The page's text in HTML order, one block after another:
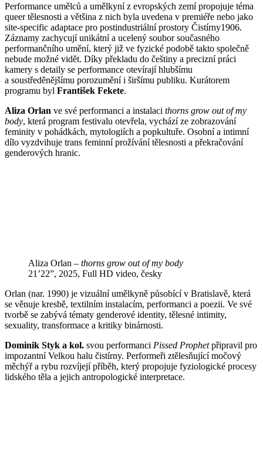
Performance umělců a umělkyní z evropských zemí propojuje téma
queer tělesnosti a většina z nich byla uvedena v premiéře nebo jako
site-specific adaptace pro postindustriální prostory Čistírny1906.
Záznamy zachycují unikátní a ucelený soubor současného
performančního umění, který již ve fyzické podobě takto společně
nebude možné vidět. Díky překladu do češtiny a precizní práci
kamery s detaily se performance otevírají hlubšímu
a soustředěnějšímu porozumění i širšímu publiku. Kurátorem
programu byl František Fekete.
Aliza Orlan ve své performanci a instalaci thorns grow out of my
body, která program festivalu otevřela, vychází ze zobrazování
feminity v pohádkách, mytologiích a popkultuře. Osobní a intimní
dílo vyzdvihuje trans feminní prožívání tělesnosti a překračování
genderových hranic.
Aliza Orlan – thorns grow out of my body
21’22”, 2025, Full HD video, česky
Orlan (nar. 1990) je vizuální umělkyně působící v Bratislavě, která
se věnuje kresbě, textilním instalacím, performanci a poezii. Ve své
tvorbě se zabývá tématy genderové identity, tělesné intimity,
sexuality, transformace a kritiky binárnosti.
Dominik Styk a kol. svou performanci Pissed Prophetpřipravil pro
impozantní Velkou halu čistírny. Performeři ztělesňující močový
měchýř a rybu rozvíjejí příběh, který propojuje fyziologické procesy
lidského těla a jejich antropologické interpretace.